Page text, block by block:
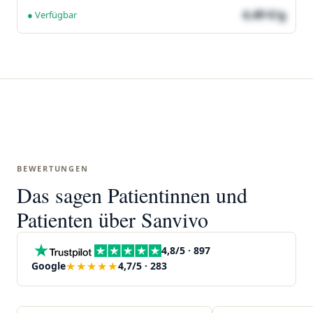
● Verfügbar 4,49 €/g
BEWERTUNGEN
Das sagen Patientinnen und
Patienten über Sanvivo
4,8/5 · 897
Google★★★★★4,7/5 · 283